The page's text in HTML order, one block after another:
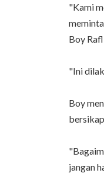
"Kami
Boy
"Ini
Boy
jangan